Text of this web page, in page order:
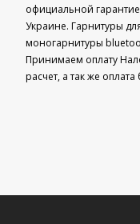
официальной
Украине. Гарнитуры
моногарнитуры
Принимаем оплату
расчет, а так же